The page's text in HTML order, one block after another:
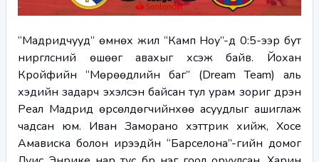
“Мадридчууд” өмнөх жил “Камп Ноу”-д 0:5-ээр бут
ниргүүлсний өшөөг авахыг хүсэж байв. Йохан
Кройфийн “Мөрөөдлийн баг” (Dream Team) аль
хэдийн задарч эхэлсэн байсан тул урам зориг дүүрэн
Реал Мадрид өрсөлдөгчийнхөө асуудлыг ашиглаж
чадсан юм. Иван Заморано хэттрик хийж, Хосе
Амависка болон ирээдүйн “Барселона”-гийн домог